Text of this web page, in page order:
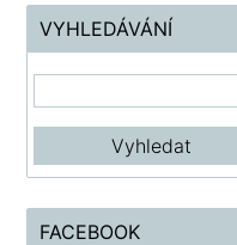
VYHLEDÁVÁNÍ
FACEBOOK